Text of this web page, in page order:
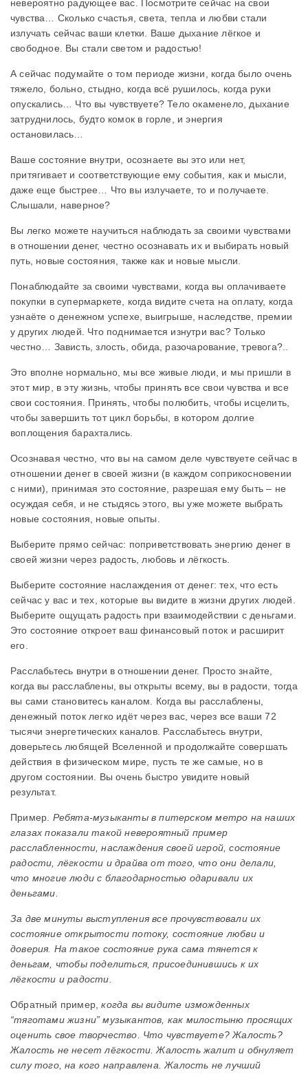
невероятно радующее вас. Посмотрите сейчас на свои
чувства… Сколько счастья, света, тепла и любви стали
излучать сейчас ваши клетки. Ваше дыхание лёгкое и
свободное. Вы стали светом и радостью!
А сейчас подумайте о том периоде жизни, когда было очень
тяжело, больно, стыдно, когда всё рушилось, когда руки
опускались… Что вы чувствуете? Тело окаменело, дыхание
затруднилось, будто комок в горле, и энергия
остановилась…
Ваше состояние внутри, осознаете вы это или нет,
притягивает и соответствующие ему события, как и мысли,
даже еще быстрее… Что вы излучаете, то и получаете.
Слышали, наверное?
Вы легко можете научиться наблюдать за своими чувствами
в отношении денег, честно осознавать их и выбирать новый
путь, новые состояния, также как и новые мысли.
Понаблюдайте за своими чувствами, когда вы оплачиваете
покупки в супермаркете, когда видите счета на оплату, когда
узнаёте о денежном успехе, выигрыше, наследстве, премии
у других людей. Что поднимается изнутри вас? Только
честно… Зависть, злость, обида, разочарование, тревога?..
Это вполне нормально, мы все живые люди, и мы пришли в
этот мир, в эту жизнь, чтобы принять все свои чувства и все
свои состояния. Принять, чтобы полюбить, чтобы исцелить,
чтобы завершить тот цикл борьбы, в котором долгие
воплощения барахтались.
Осознавая честно, что вы на самом деле чувствуете сейчас в
отношении денег в своей жизни (в каждом соприкосновении
с ними), принимая это состояние, разрешая ему быть – не
осуждая себя, и не стыдясь этого, вы уже можете выбрать
новые состояния, новые опыты.
Выберите прямо сейчас: поприветствовать энергию денег в
своей жизни через радость, любовь и лёгкость.
Выберите состояние наслаждения от денег: тех, что есть
сейчас у вас и тех, которые вы видите в жизни других людей.
Выберите ощущать радость при взаимодействии с деньгами.
Это состояние откроет ваш финансовый поток и расширит
его.
Расслабьтесь внутри в отношении денег. Просто знайте,
когда вы расслаблены, вы открыты всему, вы в радости, тогда
вы сами становитесь каналом. Когда вы расслаблены,
денежный поток легко идёт через вас, через все ваши 72
тысячи энергетических каналов. Расслабьтесь внутри,
доверьтесь любящей Вселенной и продолжайте совершать
действия в физическом мире, пусть те же самые, но в
другом состоянии. Вы очень быстро увидите новый
результат.
Пример. Ребята-музыканты в питерском метро на наших
глазах показали такой невероятный пример
расслабленности, наслаждения своей игрой, состояние
радости, лёгкости и драйва от того, что они делали,
что многие люди с благодарностью одаривали их
деньгами.
За две минуты выступления все прочувствовали их
состояние открытости потоку, состояние любви и
доверия. На такое состояние рука сама тянется к
деньгам, чтобы поделиться, присоединившись к их
лёгкости и радости.
Обратный пример,когда вы видите изможденных
“тяготами жизни” музыкантов, как милостыню просящих
оценить свое творчество. Что чувствуете? Жалость?
Жалость не несет лёгкости. Жалость жалит и обнуляет
силу того, на кого направлена. Жалость не лучший